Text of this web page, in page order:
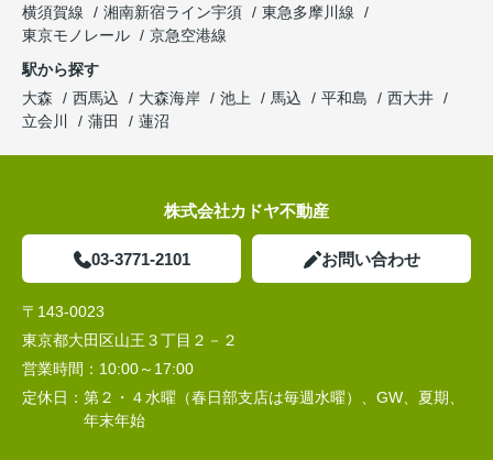
横須賀線
湘南新宿ライン宇須
東急多摩川線
東京モノレール
京急空港線
駅から探す
大森
西馬込 大森海岸 池上 馬込 平和島
西大井
立会川
蒲田 蓮沼
株式会社カドヤ不動産
03-3771-2101 お問い合わせ
〒143-0023
東京都大田区山王３丁目２－２
営業時間： 10:00～17:00
定休日： 第２・４水曜（春日部支店は毎週水曜）、GW、夏期、
年末年始